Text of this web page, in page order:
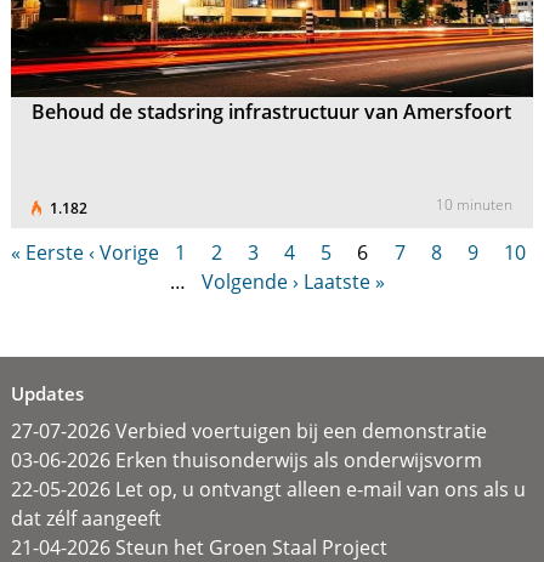
Behoud de stadsring infrastructuur van Amersfoort
1.182 10 minuten
« Eerste‹ Vorige 1 2 3 4 5 6 7 8 9
10
…
Volgende › Laatste »
Updates
27-07-2026 Verbied voertuigen bij een demonstratie
03-06-2026 Erken thuisonderwijs als onderwijsvorm
22-05-2026 Let op, u ontvangt alleen e-mail van ons als u
dat zélf aangeeft
21-04-2026 Steun het Groen Staal Project